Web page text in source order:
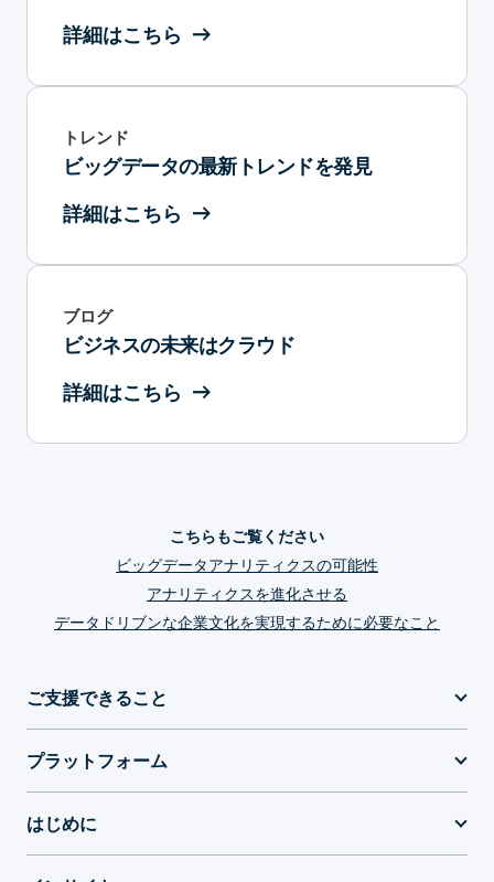
詳細はこちら
トレンド
ビッグデータの最新トレンドを発見
詳細はこちら
ブログ
ビジネスの未来はクラウド
詳細はこちら
こちらもご覧ください
ビッグデータアナリティクスの可能性
アナリティクスを進化させる
データドリブンな企業文化を実現するために必要なこと
ご支援できること
プラットフォーム
はじめに